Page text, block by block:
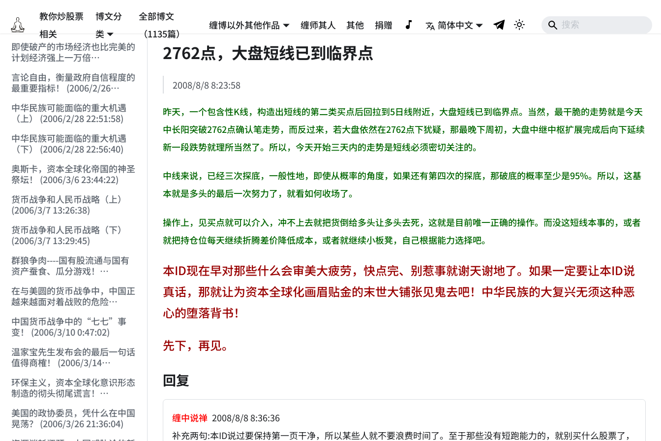
教你炒股票
相关
博文分
类
全部博文
（1135篇）
缠博以外其他作品 缠师其人 其他 捐赠
简体中文
即使破产的市场经济也比完美的
计划经济强上一万倍
言论自由，衡量政府自信程度的
最重要指标！ (2006/2/26
中华民族可能面临的重大机遇
（上） (2006/2/28 22:51:58)
中华民族可能面临的重大机遇
（下） (2006/2/28 22:56:40)
奥斯卡，资本全球化帝国的神圣
祭坛！ (2006/3/6 23:44:22)
货币战争和人民币战略（上）
(2006/3/7 13:26:38)
货币战争和人民币战略（下）
(2006/3/7 13:29:45)
群狼争肉----国有股流通与国有
资产蚕食、瓜分游戏！
在与美圆的货币战争中，中国正
越来越面对着战败的危险
中国货币战争中的“七七”事
变！ (2006/3/10 0:47:02)
温家宝先生发布会的最后一句话
值得商榷！ (2006/3/14
环保主义，资本全球化意识形态
制造的彻头彻尾谎言！
美国的政协委员，凭什么在中国
晃荡？ (2006/3/26 21:36:04)
2762点，大盘短线已到临界点
2008/8/8 8:23:58
昨天，一个包含性K线，构造出短线的第二类买点后回拉到5日线附近，大盘短线已到临界点。当然，最干脆的走势就是今天
中长阳突破2762点确认笔走势，而反过来，若大盘依然在2762点下犹疑，那最晚下周初，大盘中继中枢扩展完成后向下延续
新一段跌势就理所当然了。所以，今天开始三天内的走势是短线必须密切关注的。
中线来说，已经三次探底，一般性地，即使从概率的角度，如果还有第四次的探底，那破底的概率至少是95%。所以，这基
本就是多头的最后一次努力了，就看如何收场了。
操作上，见买点就可以介入，冲不上去就把货倒给多头让多头去死，这就是目前唯一正确的操作。而没这短线本事的，或者
就把持仓位每天继续折腾差价降低成本，或者就继续小板凳，自己根据能力选择吧。
本ID现在早对那些什么会审美大疲劳，快点完、别惹事就谢天谢地了。如果一定要让本ID说
真话，那就让为资本全球化画眉贴金的末世大铺张见鬼去吧！中华民族的大复兴无须这种恶
心的堕落背书！
先下，再见。
回复
缠中说禅 2008/8/8 8:36:36
补充两句:本ID说过要保持第一页干净，所以某些人就不要浪费时间了。至于那些没有短跑能力的，就别买什么股票了，